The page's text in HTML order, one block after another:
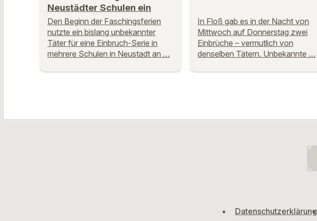
Neustädter Schulen ein
Den Beginn der Faschingsferien
nutzte ein bislang unbekannter
Täter für eine Einbruch-Serie in
mehrere Schulen in Neustadt an …
In Floß gab es in der Nacht von
Mittwoch auf Donnerstag zwei
Einbrüche – vermutlich von
denselben Tätern. Unbekannte …
Datenschutzerklärung